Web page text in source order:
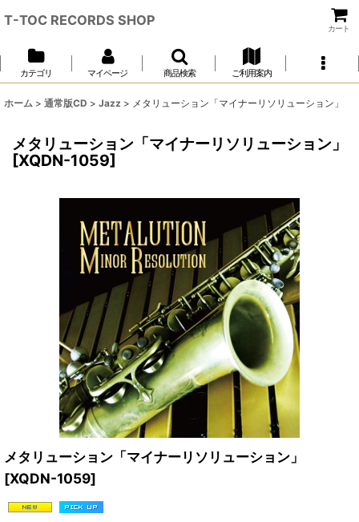
T-TOC RECORDS SHOP
カート
カテゴリ マイページ 商品検索 ご利用案内
ホーム > 通常版CD > Jazz > メタリューション「マイナーリソリューション」
メタリューション「マイナーリソリューション」
[XQDN-1059]
メタリューション「マイナーリソリューション」
[XQDN-1059]